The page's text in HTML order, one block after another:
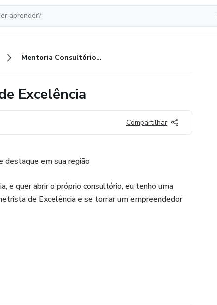
Mentoria Consultório Optmétrico de Excelência
Excelência
Compartilhar
destaque em sua região
e quer abrir o próprio consultório, eu tenho uma
de Excelência e se tornar um empreendedor